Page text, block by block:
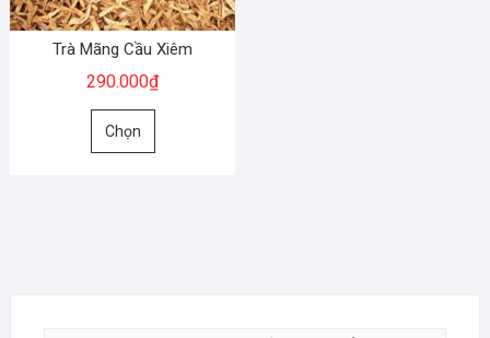
được
chọn
trang
sản
Trà Mãng Cầu Xiêm
290.000₫
Chọn
Sản